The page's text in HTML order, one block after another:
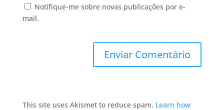
Notifique-me sobre novas publicações por e-
mail.
This site uses Akismet to reduce spam. Learn how